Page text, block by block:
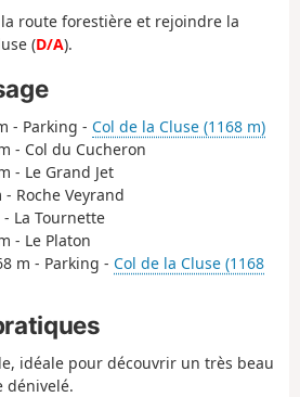
route forestière et rejoindre la
(D/A).
- Parking - Col de la Cluse (1168 m)
- Col du Cucheron
- Le Grand Jet
- Roche Veyrand
La Tournette
- Le Platon
m - Parking - Col de la Cluse (1168
idéale pour découvrir un très beau
dénivelé.